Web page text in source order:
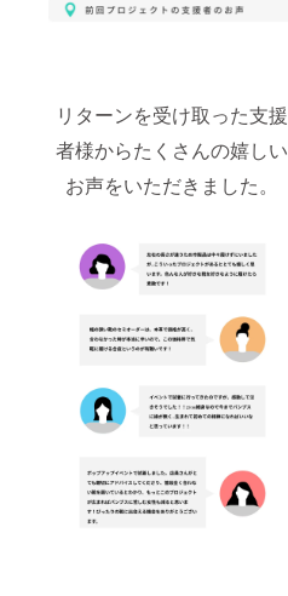
リターンを受け取った支援
者様からたくさんの嬉しい
お声をいただきました。